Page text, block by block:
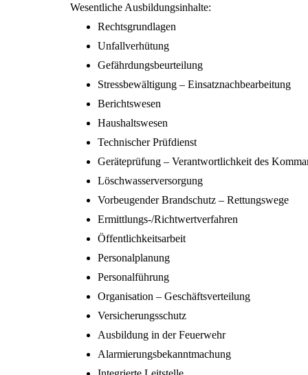
Wesentliche Ausbildungsinhalte:
Rechtsgrundlagen
Unfallverhütung
Gefährdungsbeurteilung
Stressbewältigung – Einsatznachbearbeitung
Berichtswesen
Haushaltswesen
Technischer Prüfdienst
Geräteprüfung – Verantwortlichkeit des
Löschwasserversorgung
Vorbeugender Brandschutz – Rettungswege
Ermittlungs-/Richtwertverfahren
Öffentlichkeitsarbeit
Personalplanung
Personalführung
Organisation – Geschäftsverteilung
Versicherungsschutz
Ausbildung in der Feuerwehr
Alarmierungsbekanntmachung